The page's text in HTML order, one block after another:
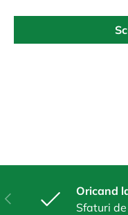
Anterior
Oricand
Sfaturi